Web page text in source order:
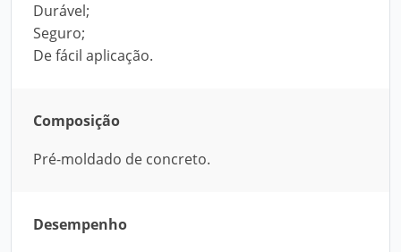
Durável;
Seguro;
De fácil aplicação.
Composição
Pré-moldado de concreto.
Desempenho